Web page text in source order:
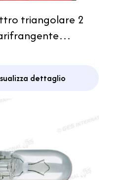
triangolare 2
dettaglio